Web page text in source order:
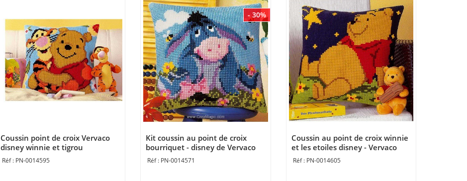
Coussin point de croix Vervaco
disney winnie et tigrou
PN-0014595
- 30%
Kit coussin au point de croix
bourriquet - disney de Vervaco
PN-0014571
Coussin au point de croix winnie
et les etoiles disney - Vervaco
PN-0014605